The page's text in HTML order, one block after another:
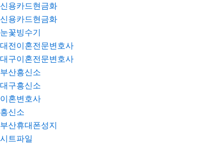
신용카드현금화
신용카드현금화
눈꽃빙수기
대전이혼전문변호사
대구이혼전문변호사
부산흥신소
대구흥신소
이혼변호사
흥신소
부산휴대폰성지
시트파일